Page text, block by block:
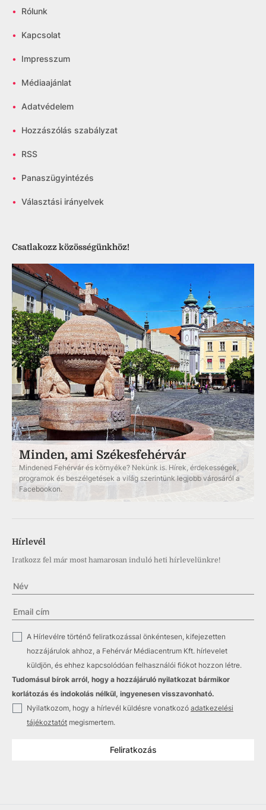
• Rólunk
• Kapcsolat
• Impresszum
• Médiaajánlat
• Adatvédelem
• Hozzászólás szabályzat
• RSS
• Panaszügyintézés
• Választási irányelvek
Csatlakozz közösségünkhöz!
Minden, ami Székesfehérvár
Mindened Fehérvár és környéke? Nekünk is. Hírek, érdekességek,
programok és beszélgetések a világ szerintünk legjobb városáról a
Facebookon.
Hírlevél
Iratkozz fel már most hamarosan induló heti hírlevelünkre!
A Hírlevélre történő feliratkozással önkéntesen, kifejezetten
hozzájárulok ahhoz, a Fehérvár Médiacentrum Kft. hírlevelet
küldjön, és ehhez kapcsolódóan felhasználói fiókot hozzon létre.
Tudomásul bírok arról, hogy a hozzájáruló nyilatkozat bármikor
korlátozás és indokolás nélkül, ingyenesen visszavonható.
Nyilatkozom, hogy a hírlevél küldésre vonatkozó adatkezelési
tájékoztatót megismertem.
Feliratkozás